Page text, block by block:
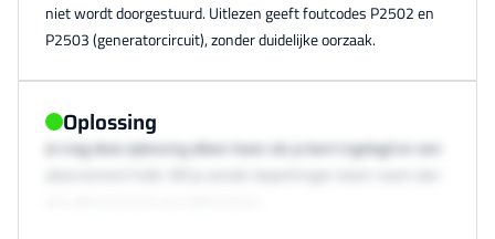
niet wordt doorgestuurd. Uitlezen geeft foutcodes P2502 en
P2503 (generatorcircuit), zonder duidelijke oorzaak.
Oplossing
Je mag deze oplossing alleen lezen als je bent ingelogd en een